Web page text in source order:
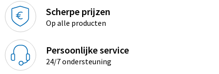
Scherpe prijzen
Op alle producten
Persoonlijke service
24/7 ondersteuning